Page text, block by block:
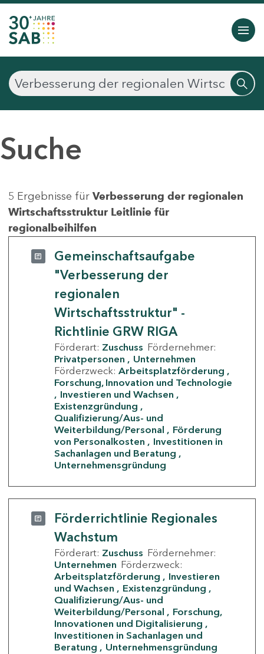
Suche
5 Ergebnisse für Verbesserung der regionalen
Wirtschaftsstruktur Leitlinie für
regionalbeihilfen
Gemeinschaftsaufgabe
"Verbesserung der
regionalen
Wirtschaftsstruktur" -
Richtlinie GRW RIGA
Förderart: Zuschuss Fördernehmer:
Privatpersonen
Unternehmen
Förderzweck: Arbeitsplatzförderung
Forschung, Innovation und Technologie
Investieren und Wachsen
Existenzgründung
Qualifizierung/Aus- und
Weiterbildung/Personal
Förderung
von Personalkosten
Investitionen in
Sachanlagen und Beratung
Unternehmensgründung
Förderrichtlinie Regionales
Wachstum
Förderart: Zuschuss Fördernehmer:
Unternehmen Förderzweck:
Arbeitsplatzförderung
Investieren
und Wachsen
Existenzgründung
Qualifizierung/Aus- und
Weiterbildung/Personal
Forschung,
Innovationen und Digitalisierung
Investitionen in Sachanlagen und
Beratung
Unternehmensgründung